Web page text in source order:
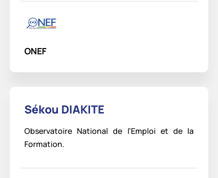
ONEF
Sékou DIAKITE
Observatoire National de l’Emploi et de la
Formation.